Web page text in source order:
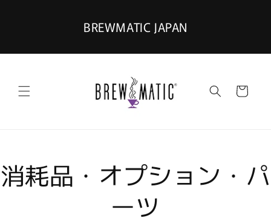
BREWMATIC JAPAN
ー
消耗品・オプション・パ
ーツ